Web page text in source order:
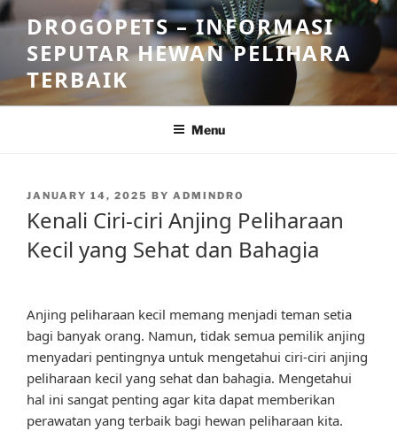
Skip
to
content
DROGOPETS – INFORMASI
SEPUTAR HEWAN PELIHARA
TERBAIK
Menu
POSTED
JANUARY 14, 2025 BY ADMINDRO
Kenali Ciri-ciri Anjing Peliharaan
Kecil yang Sehat dan Bahagia
Anjing peliharaan kecil memang menjadi teman setia
bagi banyak orang. Namun, tidak semua pemilik anjing
menyadari pentingnya untuk mengetahui ciri-ciri anjing
peliharaan kecil yang sehat dan bahagia. Mengetahui
hal ini sangat penting agar kita dapat memberikan
perawatan yang terbaik bagi hewan peliharaan kita.